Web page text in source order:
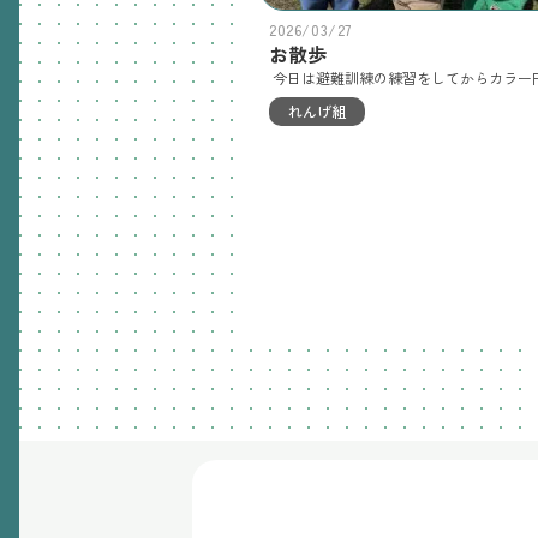
2026/03/27
お散歩
れんげ組